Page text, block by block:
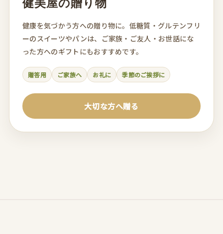
健美屋の贈り物
健康を気づかう方への贈り物に。低糖質・グルテンフリ
ーのスイーツやパンは、ご家族・ご友人・お世話にな
った方へのギフトにもおすすめです。
贈答用 ご家族へ お礼に 季節のご挨拶に
大切な方へ贈る